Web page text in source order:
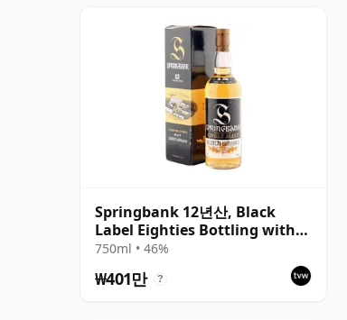
Springbank 12년산, Black
Label Eighties Bottling with
Box
750ml • 46%
₩401만 ?